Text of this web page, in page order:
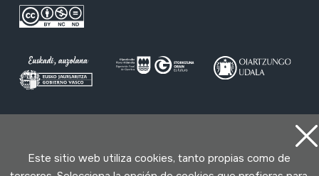
Este sitio web utiliza cookies, tanto propias como de